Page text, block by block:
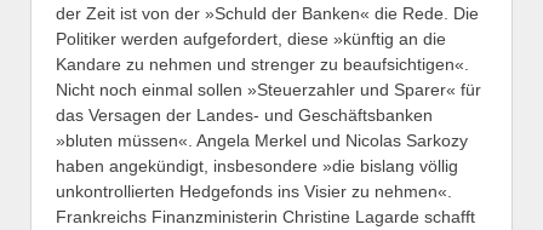
der Zeit ist von der »Schuld der Banken« die Rede. Die
Politiker werden aufgefordert, diese »künftig an die
Kandare zu nehmen und strenger zu beaufsichtigen«.
Nicht noch einmal sollen »Steuerzahler und Sparer« für
das Versagen der Landes- und Geschäftsbanken
»bluten müssen«. Angela Merkel und Nicolas Sarkozy
haben angekündigt, insbesondere »die bislang völlig
unkontrollierten Hedgefonds ins Visier zu nehmen«.
Frankreichs Finanzministerin Christine Lagarde schafft